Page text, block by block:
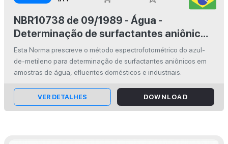
NBR10738 de 09/1989 - Água -
Determinação de surfactantes aniônicos
pelo método espectrofotométrico do
azul-de-metileno - Método de ensaio
Esta Norma prescreve o método espectrofotométrico do azul-
de-metileno para determinação de surfactantes aniônicos em
amostras de água, efluentes domésticos e industriais.
VER DETALHES DOWNLOAD